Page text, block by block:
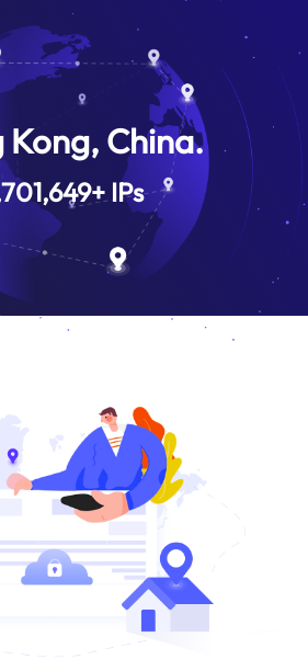
Kong, China.
+ IPs